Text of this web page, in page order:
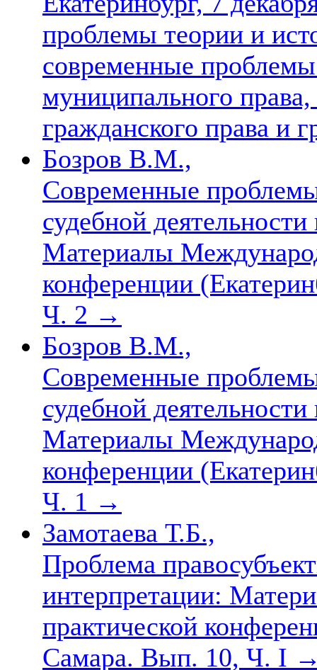
проблемы теории и
современные
муниципального
гражданского права и
Бозров В.М.,
Современные
судебной
Материалы
конференции
Ч. 2 →
Бозров В.М.,
Современные
судебной
Материалы
конференции
Ч. 1 →
Замотаева Т.Б.,
Проблема
интерпретации:
практической
Самара. Вып. 10, Ч. I